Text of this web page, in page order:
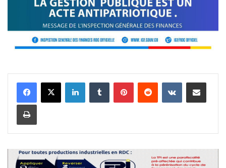
LinkedinTumblr PinterestReddit VKontaktePartager par email
Imprimer